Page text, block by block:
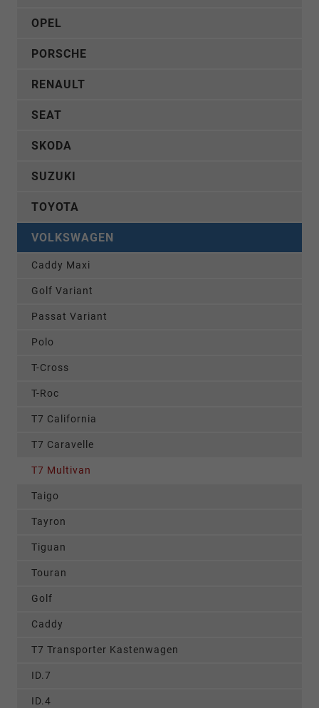
OPEL
PORSCHE
RENAULT
SEAT
SKODA
SUZUKI
TOYOTA
VOLKSWAGEN
Caddy Maxi
Golf Variant
Passat Variant
Polo
T-Cross
T-Roc
T7 California
T7 Caravelle
T7 Multivan
Taigo
Tayron
Tiguan
Touran
Golf
Caddy
T7 Transporter Kastenwagen
ID.7
ID.4